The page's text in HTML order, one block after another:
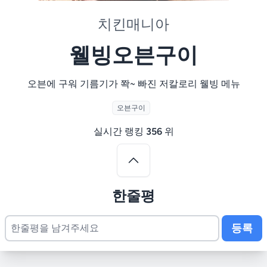
치킨매니아
웰빙오븐구이
오븐에 구워 기름기가 쫙~ 빠진 저칼로리 웰빙 메뉴
오븐구이
실시간 랭킹 356 위
한줄평
등록